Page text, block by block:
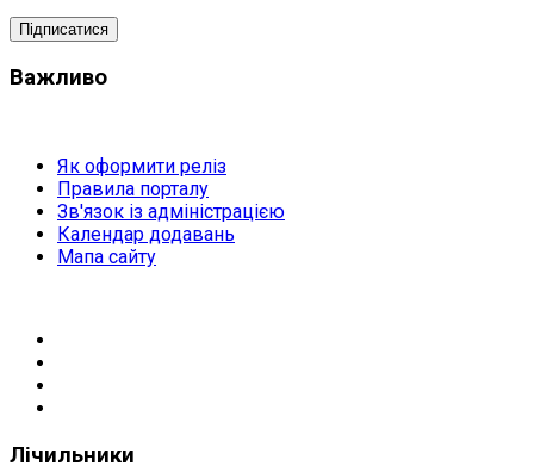
Важливо
Як оформити реліз
Правила порталу
Зв'язок із адміністрацією
Календар додавань
Мапа сайту
Лічильники